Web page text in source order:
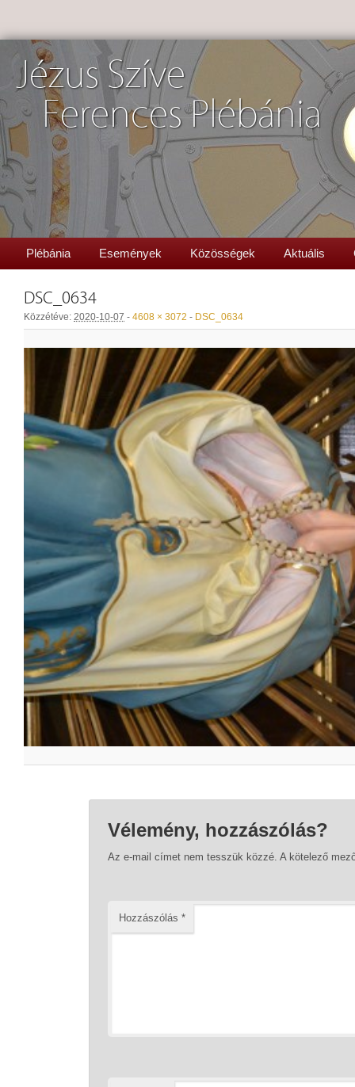
Jézus Szíve
Ferences Plébánia
Plébánia Események Közösségek Aktuális
DSC_0634
Közzétéve: 2020-10-07 - 4608 × 3072 - DSC_0634
Vélemény, hozzászólás?
Az e-mail címet nem tesszük közzé. A kötelező
Hozzászólás *